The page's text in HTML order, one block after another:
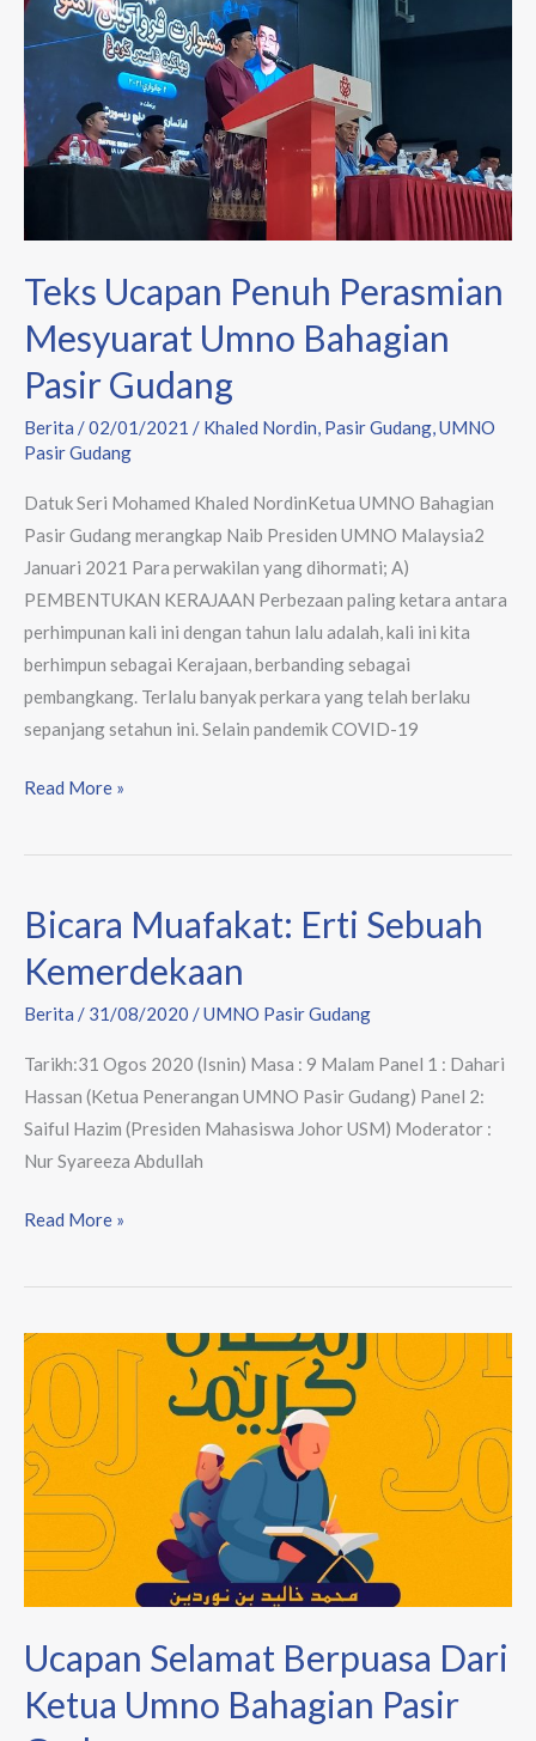
Teks Ucapan Penuh Perasmian
Mesyuarat Umno Bahagian
Pasir Gudang
Berita /02/01/2021 / Khaled Nordin, Pasir Gudang,UMNO
Pasir Gudang
Datuk Seri Mohamed Khaled NordinKetua UMNO Bahagian
Pasir Gudang merangkap Naib Presiden UMNO Malaysia2
Januari 2021 Para perwakilan yang dihormati; A)
PEMBENTUKAN KERAJAAN Perbezaan paling ketara antara
perhimpunan kali ini dengan tahun lalu adalah, kali ini kita
berhimpun sebagai Kerajaan, berbanding sebagai
pembangkang. Terlalu banyak perkara yang telah berlaku
sepanjang setahun ini. Selain pandemik COVID-19
Ucapan
Penuh
Perasmian
Mesyuarat
Umno
Bahagian
Gudang
Read More »
Bicara Muafakat: Erti Sebuah
Kemerdekaan
Berita / 31/08/2020 /UMNO Pasir Gudang
Tarikh:31 Ogos 2020 (Isnin) Masa : 9 Malam Panel 1 : Dahari
Hassan (Ketua Penerangan UMNO Pasir Gudang) Panel 2:
Saiful Hazim (Presiden Mahasiswa Johor USM) Moderator :
Nur Syareeza Abdullah
Bicara
Erti
Sebuah
Read More »
Ucapan Selamat Berpuasa Dari
Ketua Umno Bahagian Pasir
Ucapan
Selamat
Berpuasa
Dari
Ketua
Umno
Bahagian
Pasir
Gudang